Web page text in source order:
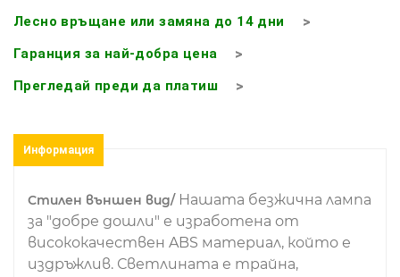
Лесно връщане или замяна до 14 дни
Гаранция за най-добра цена
Прегледай преди да платиш
Информация
Стилен външен вид/Нашата безжична лампа
за "добре дошли" е изработена от
висококачествен ABS материал, който е
издръжлив. Светлината е трайна,